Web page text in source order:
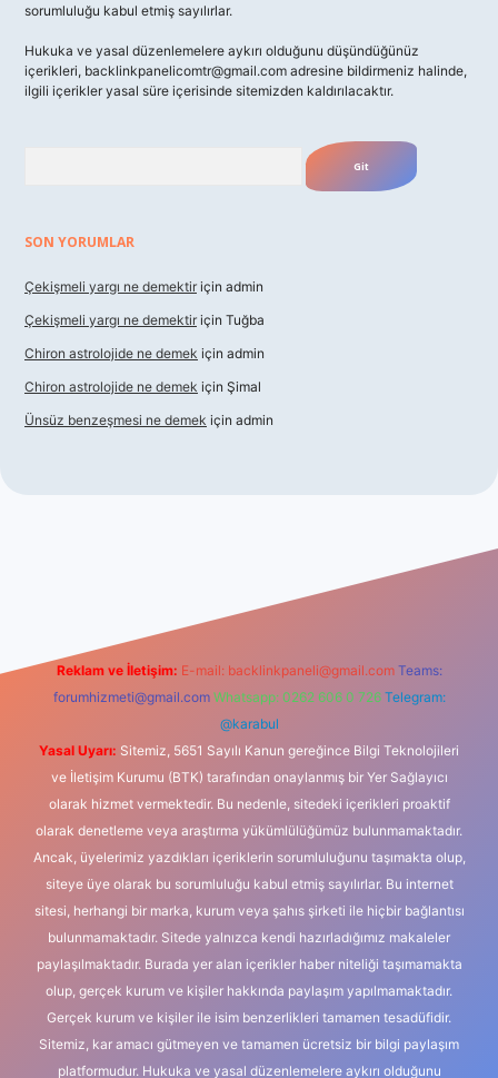
sorumluluğu kabul etmiş sayılırlar.
Hukuka ve yasal düzenlemelere aykırı olduğunu düşündüğünüz
içerikleri, backlinkpanelicomtr@gmail.com adresine bildirmeniz halinde,
ilgili içerikler yasal süre içerisinde sitemizden kaldırılacaktır.
SON YORUMLAR
Çekişmeli yargı ne demektir için admin
Çekişmeli yargı ne demektir için Tuğba
Chiron astrolojide ne demek için admin
Chiron astrolojide ne demek için Şimal
Ünsüz benzeşmesi ne demek için admin
Reklam ve İletişim: E-mail: backlinkpaneli@gmail.com Teams:
forumhizmeti@gmail.com Whatsapp: 0262 606 0 726 Telegram:
@karabul
Yasal Uyarı: Sitemiz, 5651 Sayılı Kanun gereğince Bilgi Teknolojileri
ve İletişim Kurumu (BTK) tarafından onaylanmış bir Yer Sağlayıcı
olarak hizmet vermektedir. Bu nedenle, sitedeki içerikleri proaktif
olarak denetleme veya araştırma yükümlülüğümüz bulunmamaktadır.
Ancak, üyelerimiz yazdıkları içeriklerin sorumluluğunu taşımakta olup,
siteye üye olarak bu sorumluluğu kabul etmiş sayılırlar. Bu internet
sitesi, herhangi bir marka, kurum veya şahıs şirketi ile hiçbir bağlantısı
bulunmamaktadır. Sitede yalnızca kendi hazırladığımız makaleler
paylaşılmaktadır. Burada yer alan içerikler haber niteliği taşımamakta
olup, gerçek kurum ve kişiler hakkında paylaşım yapılmamaktadır.
Gerçek kurum ve kişiler ile isim benzerlikleri tamamen tesadüfidir.
Sitemiz, kar amacı gütmeyen ve tamamen ücretsiz bir bilgi paylaşım
platformudur. Hukuka ve yasal düzenlemelere aykırı olduğunu